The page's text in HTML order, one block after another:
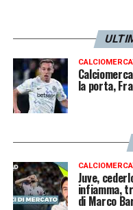
la porta,
Juve,
infiamma,
di Marco